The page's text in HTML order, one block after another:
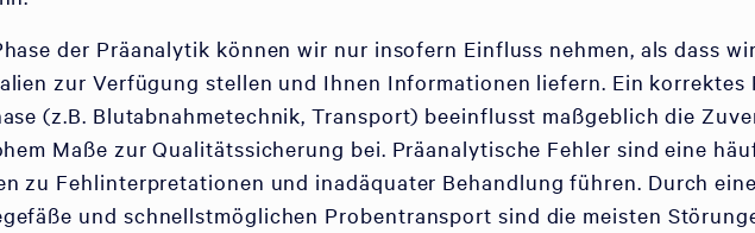
der Präanalytik können wir nur insofern Einfluss nehmen, als dass
zur Verfügung stellen und Ihnen Informationen liefern. Ein korrektes
(z.B. Blutabnahmetechnik, Transport) beeinflusst maßgeblich die
Maße zur Qualitätssicherung bei. Präanalytische Fehler sind eine
zu Fehlinterpretationen und inadäquater Behandlung führen. Durch
und schnellstmöglichen Probentransport sind die meisten